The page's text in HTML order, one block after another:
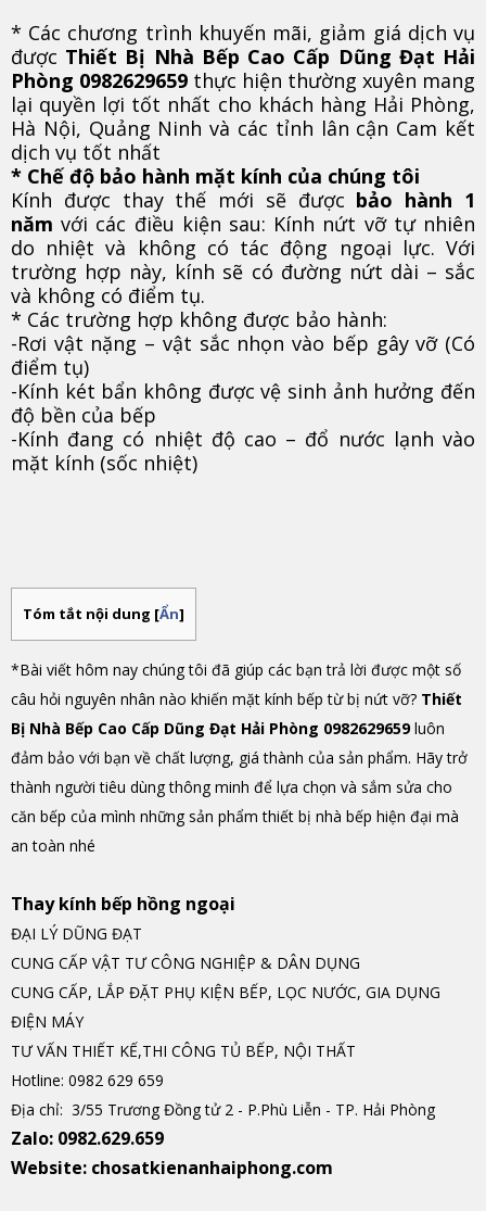
* Các chương trình khuyến mãi, giảm giá dịch vụ
được Thiết Bị Nhà Bếp Cao Cấp Dũng Đạt Hải
Phòng 0982629659 thực hiện thường xuyên mang
lại quyền lợi tốt nhất cho khách hàng Hải Phòng,
Hà Nội, Quảng Ninh và các tỉnh lân cận Cam kết
dịch vụ tốt nhất
* Chế độ bảo hành mặt kính của chúng tôi
Kính được thay thế mới sẽ được bảo hành 1
nămvới các điều kiện sau: Kính nứt vỡ tự nhiên
do nhiệt và không có tác động ngoại lực. Với
trường hợp này, kính sẽ có đường nứt dài – sắc
và không có điểm tụ.
* Các trường hợp không được bảo hành:
-Rơi vật nặng – vật sắc nhọn vào bếp gây vỡ (Có
điểm tụ)
-Kính két bẩn không được vệ sinh ảnh hưởng đến
độ bền của bếp
-Kính đang có nhiệt độ cao – đổ nước lạnh vào
mặt kính (sốc nhiệt)
Tóm tắt nội dung [Ẩn]
*Bài viết hôm nay chúng tôi đã giúp các bạn trả lời được một số
câu hỏi nguyên nhân nào khiến mặt kính bếp từ bị nứt vỡ? Thiết
Bị Nhà Bếp Cao Cấp Dũng Đạt Hải Phòng 0982629659luôn
đảm bảo với bạn về chất lượng, giá thành của sản phẩm. Hãy trở
thành người tiêu dùng thông minh để lựa chọn và sắm sửa cho
căn bếp của mình những sản phẩm thiết bị nhà bếp hiện đại mà
an toàn nhé
Thay kính bếp hồng ngoại
ĐẠI LÝ DŨNG ĐẠT
CUNG CẤP VẬT TƯ CÔNG NGHIỆP & DÂN DỤNG
CUNG CẤP, LẮP ĐẶT PHỤ KIỆN BẾP, LỌC NƯỚC, GIA DỤNG
ĐIỆN MÁY
TƯ VẤN THIẾT KẾ,THI CÔNG TỦ BẾP, NỘI THẤT
Hotline: 0982 629 659
Địa chỉ: 3/55 Trương Đồng tử 2 - P.Phù Liễn - TP. Hải Phòng
Zalo: 0982.629.659
Website: chosatkienanhaiphong.com